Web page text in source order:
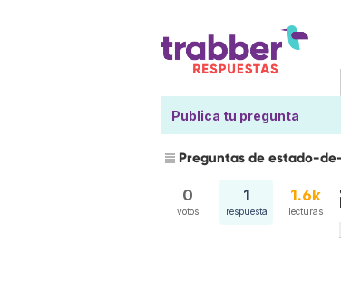
Publica tu pregunta
Preguntas de estado-
0
votos
1
respuesta
1.6k
lecturas